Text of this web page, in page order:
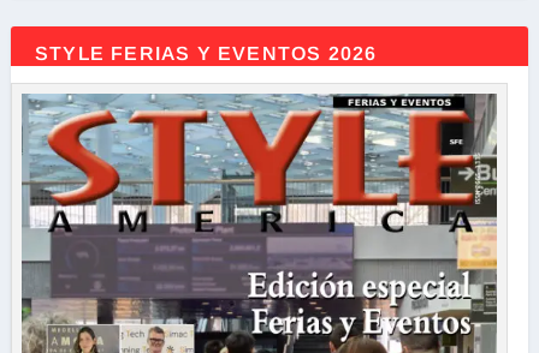
STYLE FERIAS Y EVENTOS 2026